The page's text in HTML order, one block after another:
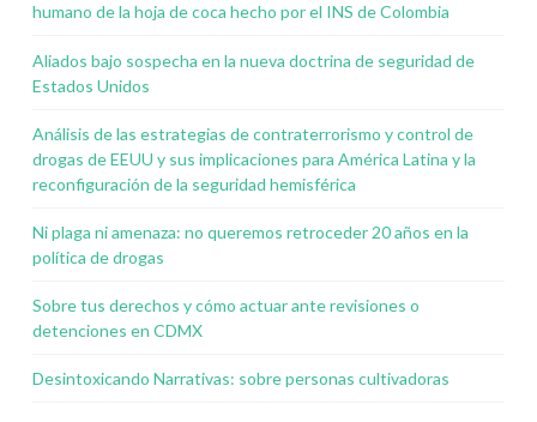
humano de la hoja de coca hecho por el INS de Colombia
Aliados bajo sospecha en la nueva doctrina de seguridad de
Estados Unidos
Análisis de las estrategias de contraterrorismo y control de
drogas de EEUU y sus implicaciones para América Latina y la
reconfiguración de la seguridad hemisférica
Ni plaga ni amenaza: no queremos retroceder 20 años en la
política de drogas
Sobre tus derechos y cómo actuar ante revisiones o
detenciones en CDMX
Desintoxicando Narrativas: sobre personas cultivadoras